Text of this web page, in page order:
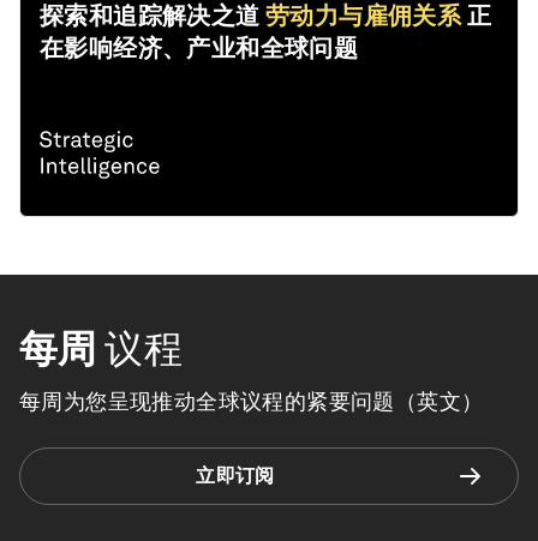
探索和追踪解决之道劳动力与雇佣关系正
在影响经济、产业和全球问题
每周 议程
每周为您呈现推动全球议程的紧要问题（英文）
立即订阅